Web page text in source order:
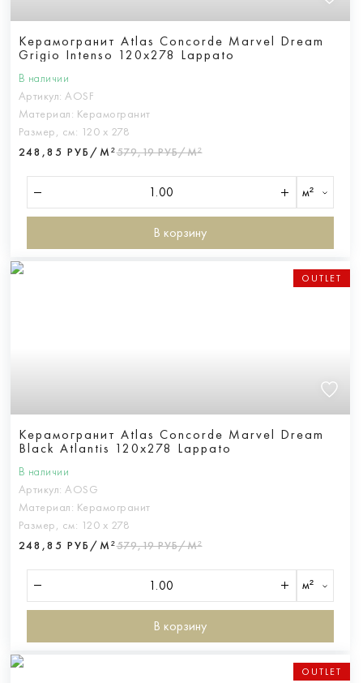
Керамогранит Atlas Concorde Marvel Dream
Grigio Intenso 120x278 Lappato
В наличии
Артикул: AOSF
Материал: Керамогранит
Размер, см: 120 х 278
248,85 РУБ/М²579,19 РУБ/М²
м²
В корзину
OUTLET
Керамогранит Atlas Concorde Marvel Dream
Black Atlantis 120x278 Lappato
В наличии
Артикул: AOSG
Материал: Керамогранит
Размер, см: 120 х 278
248,85 РУБ/М²579,19 РУБ/М²
м²
В корзину
OUTLET